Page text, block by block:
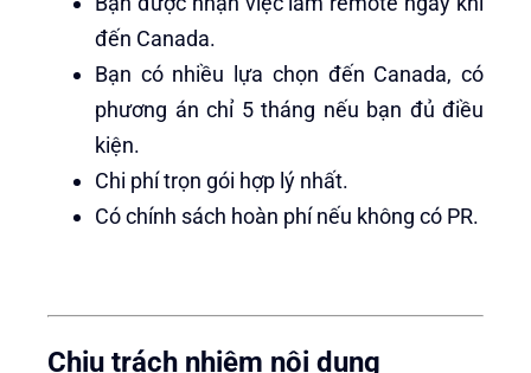
đến Canada.
Bạn có nhiều lựa chọn đến Canada, có
phương án chỉ 5 tháng nếu bạn đủ điều
kiện.
Chi phí trọn gói hợp lý nhất.
Có chính sách hoàn phí nếu không có PR.
Chịu trách nhiệm nội dung